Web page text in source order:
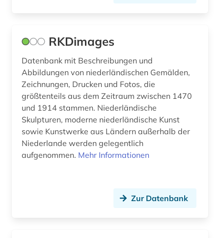
hochschulschrift (1)
indonesien (1)
infrastruktur (1)
internationale beziehungen (1)
inventar (2)
italien (1)
java (1)
juden (3)
karikatur (1)
RKDimages
Datenbank mit Beschreibungen und
Abbildungen von niederländischen Gemälden,
Zeichnungen, Drucken und Fotos, die
größtenteils aus dem Zeitraum zwischen 1470
und 1914 stammen. Niederländische
Skulpturen, moderne niederländische Kunst
sowie Kunstwerke aus Ländern außerhalb der
Niederlande werden gelegentlich
aufgenommen. Mehr Informationen
Zur Datenbank